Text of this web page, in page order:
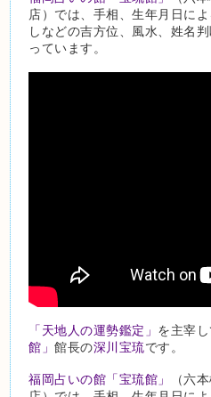
店）では、手相、生年月日に
しなどの吉方位、風水、姓名
っています。
「天地人の運勢鑑定」 を主宰
館」館長の深川宝琉です。
福岡占いの館「宝琉館」
（六